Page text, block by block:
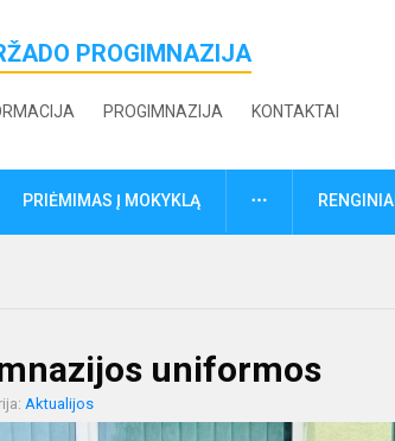
PROGIMNAZIJA
PROGIMNAZIJA KONTAKTAI
PRIĖMIMAS Į MOKYKLĄ DAUGIAURENGINIAI
uniformos
Aktualijos